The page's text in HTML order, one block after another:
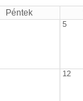
Péntek
5
12